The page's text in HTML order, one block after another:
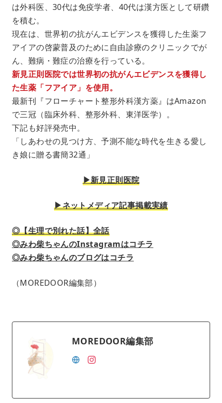
は外科医、30代は免疫学者、40代は漢方医として研鑽
を積む。
現在は、世界初の抗がんエビデンスを獲得した生薬フ
アイアの啓蒙普及のために自由診療のクリニックでが
ん、難病・難症の治療を行っている。
新見正則医院では世界初の抗がんエビデンスを獲得し
た生薬「フアイア」を使用。
最新刊『フローチャート整形外科漢方薬』はAmazon
で三冠（臨床外科、整形外科、東洋医学）。
下記も好評発売中。
「しあわせの見つけ方、予測不能な時代を生きる愛し
き娘に贈る書簡32通」
▶︎新見正則医院
▶︎ネットメディア記事掲載実績
◎【生理で別れた話】全話
◎みわ柴ちゃんのInstagramはコチラ
◎みわ柴ちゃんのブログはコチラ
（MOREDOOR編集部）
MOREDOOR編集部